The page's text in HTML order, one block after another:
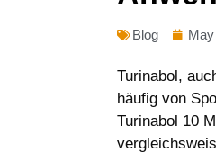
Blog
Turinabol,
häufig von
Turinabol 10